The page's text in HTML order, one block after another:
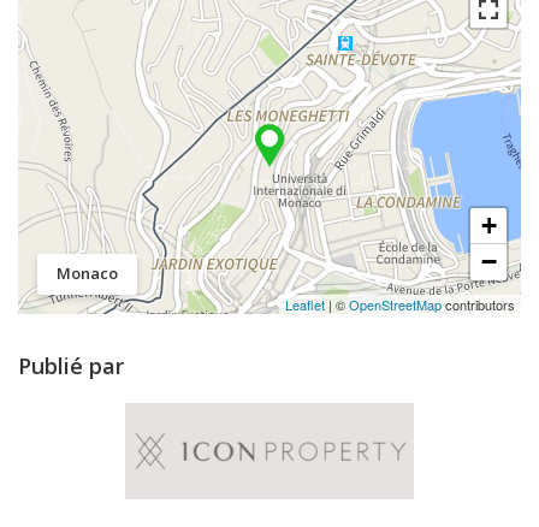
Monaco
+
−
Leaflet | ©OpenStreetMapcontributors
Publié par